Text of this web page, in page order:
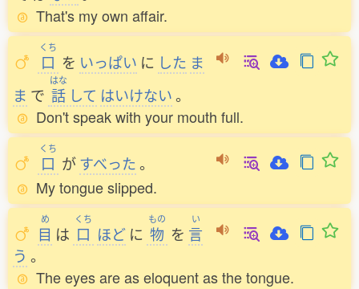
That's my own affair.
くち
口 を いっぱい に した ま
ま で
はな
話 して はいけない。
Don't speak with your mouth full.
くち
口 がすべった。
My tongue slipped.
め
目 は
くち
口 ほど に
もの
物 を
い
言
う 。
The eyes are as eloquent as the tongue.